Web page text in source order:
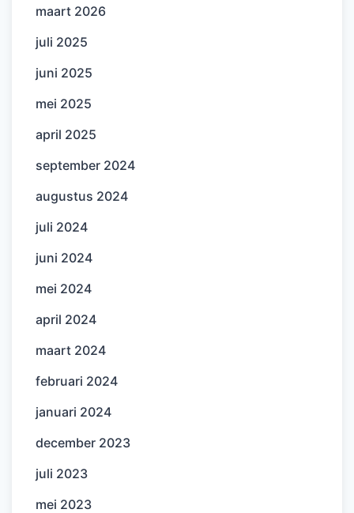
maart 2026
juli 2025
juni 2025
mei 2025
april 2025
september 2024
augustus 2024
juli 2024
juni 2024
mei 2024
april 2024
maart 2024
februari 2024
januari 2024
december 2023
juli 2023
mei 2023